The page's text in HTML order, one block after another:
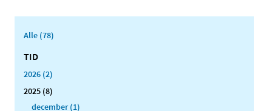
Alle (78)
TID
2026 (2)
2025 (8)
december (1)